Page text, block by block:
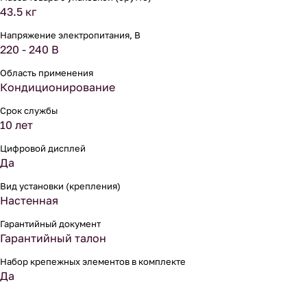
43.5 кг
Напряжение электропитания, В
220 - 240 В
Область применения
Кондиционирование
Срок службы
10 лет
Цифровой дисплей
Да
Вид установки (крепления)
Настенная
Гарантийный документ
Гарантийный талон
Набор крепежных элементов в комплекте
Да